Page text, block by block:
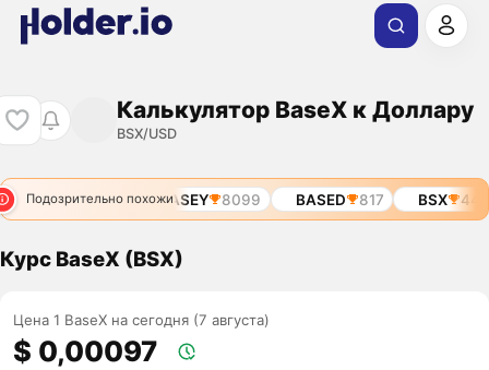
Калькулятор BaseX к Доллару
BSX/USD
Подозрительно похожи
BASED 6338 BASEY 8099 BASED 817 BSX 4416
Курс BaseX (BSX)
Цена 1 BaseX на сегодня (7 августа)
$ 0,00097